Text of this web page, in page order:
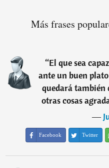
Más frases
“El que sea
ante un buen
quedará también
otras cosas
―
Facebook Twitter